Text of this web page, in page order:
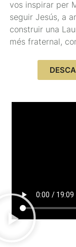
vos inspirar per
seguir Jesús, a
construir una
més fraternal,